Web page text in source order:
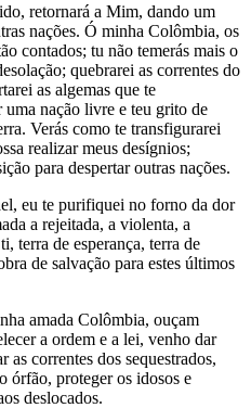
retornará a Mim, dando um
nações. Ó minha Colômbia, os
contados; tu não temerás mais o
quebrarei as correntes do
as algemas que te
uma nação livre e teu grito de
Verás como te transfigurarei
realizar meus desígnios;
para despertar outras nações.
eu te purifiquei no forno da dor
a rejeitada, a violenta, a
terra de esperança, terra de
de salvação para estes últimos
amada Colômbia, ouçam
a ordem e a lei, venho dar
as correntes dos sequestrados,
órfão, proteger os idosos e
deslocados.